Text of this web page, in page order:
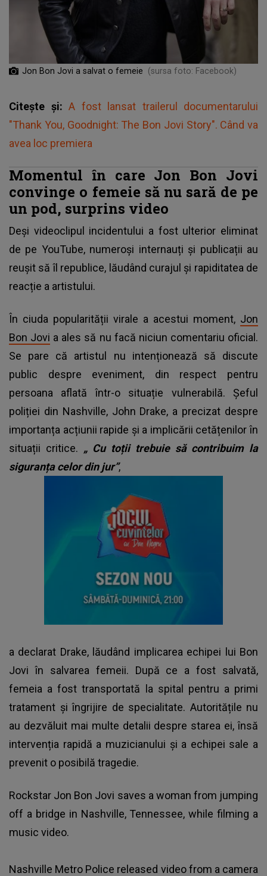
Jon Bon Jovi a salvat o femeie (sursa foto: Facebook)
Citește și: A fost lansat trailerul documentarului
"Thank You, Goodnight: The Bon Jovi Story". Când va
avea loc premiera
Momentul în care Jon Bon Jovi
convinge o femeie să nu sară de pe
un pod, surprins video
Deși videoclipul incidentului a fost ulterior eliminat
de pe YouTube, numeroși internauți și publicații au
reușit să îl republice, lăudând curajul și rapiditatea de
reacție a artistului.
În ciuda popularității virale a acestui moment, Jon
Bon Jovi a ales să nu facă niciun comentariu oficial.
Se pare că artistul nu intenționează să discute
public despre eveniment, din respect pentru
persoana aflată într-o situație vulnerabilă. Șeful
poliției din Nashville, John Drake, a precizat despre
importanța acțiunii rapide și a implicării cetățenilor în
situații critice. „ Cu toții trebuie să contribuim la
siguranța celor din jur”,
a declarat Drake, lăudând implicarea echipei lui Bon
Jovi în salvarea femeii. După ce a fost salvată,
femeia a fost transportată la spital pentru a primi
tratament și îngrijire de specialitate. Autoritățile nu
au dezvăluit mai multe detalii despre starea ei, însă
intervenția rapidă a muzicianului și a echipei sale a
prevenit o posibilă tragedie.
Rockstar Jon Bon Jovi saves a woman from jumping
off a bridge in Nashville, Tennessee, while filming a
music video.
Nashville Metro Police released video from a camera